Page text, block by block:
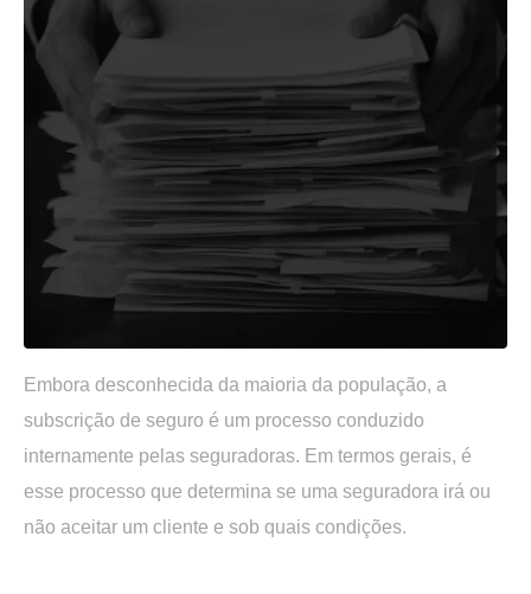
Embora desconhecida da maioria da população, a
subscrição de seguro é um processo conduzido
internamente pelas seguradoras. Em termos gerais, é
esse processo que determina se uma seguradora irá ou
não aceitar um cliente e sob quais condições.